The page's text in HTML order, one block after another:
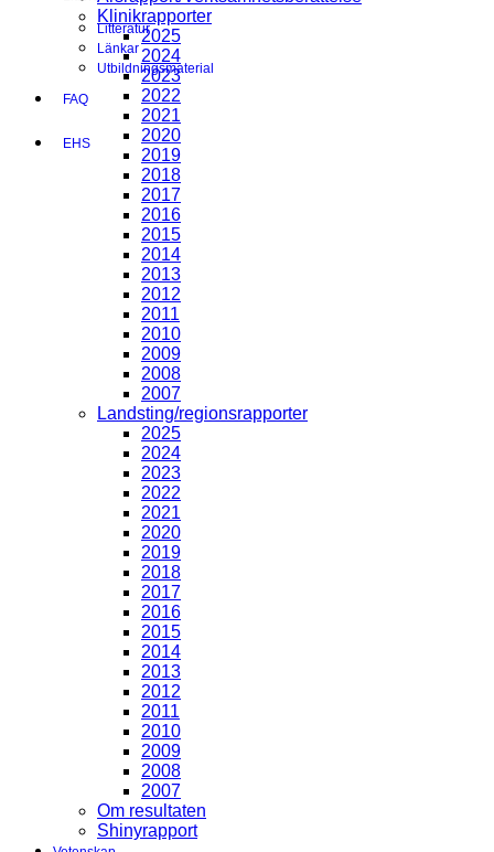
Litteratur
Länkar
Utbildningsmaterial
FAQ
EHS
Klinikrapporter
2025
2024
2023
2022
2021
2020
2019
2018
2017
2016
2015
2014
2013
2012
2011
2010
2009
2008
2007
Landsting/regionsrapporter
2025
2024
2023
2022
2021
2020
2019
2018
2017
2016
2015
2014
2013
2012
2011
2010
2009
2008
2007
Om resultaten
Shinyrapport